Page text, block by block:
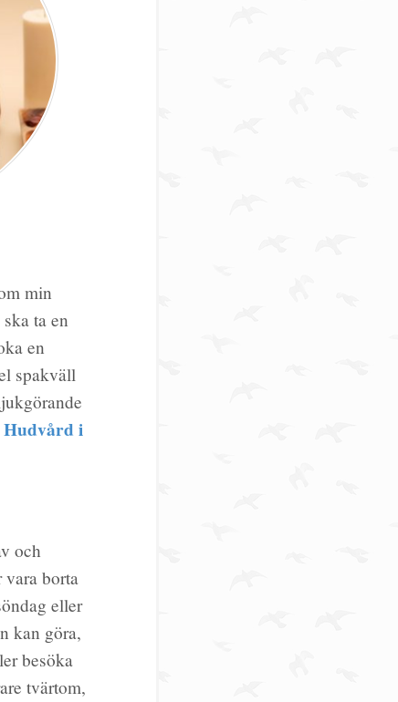
min
ta en
en
spakväll
Hudvård i
och
vara borta
eller
kan göra,
besöka
tvärtom,